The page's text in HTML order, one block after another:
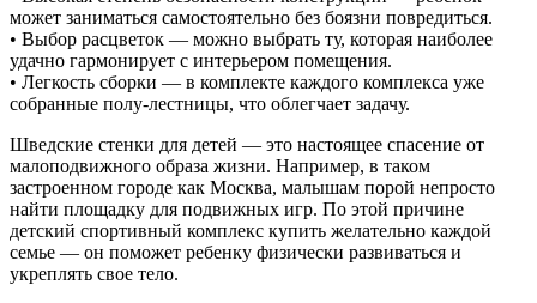
может заниматься самостоятельно без боязни повредиться.
• Выбор расцветок — можно выбрать ту, которая наиболее
удачно гармонирует с интерьером помещения.
• Легкость сборки — в комплекте каждого комплекса уже
собранные полу-лестницы, что облегчает задачу.
Шведские стенки для детей — это настоящее спасение от
малоподвижного образа жизни. Например, в таком
застроенном городе как Москва, малышам порой непросто
найти площадку для подвижных игр. По этой причине
детский спортивный комплекс купить желательно каждой
семье — он поможет ребенку физически развиваться и
укреплять свое тело.